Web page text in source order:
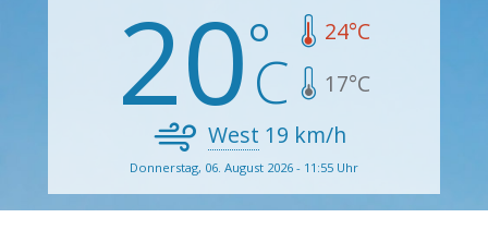
20 24°C
17°C
West 19 km/h
Donnerstag, 06. August 2026 - 11:55 Uhr